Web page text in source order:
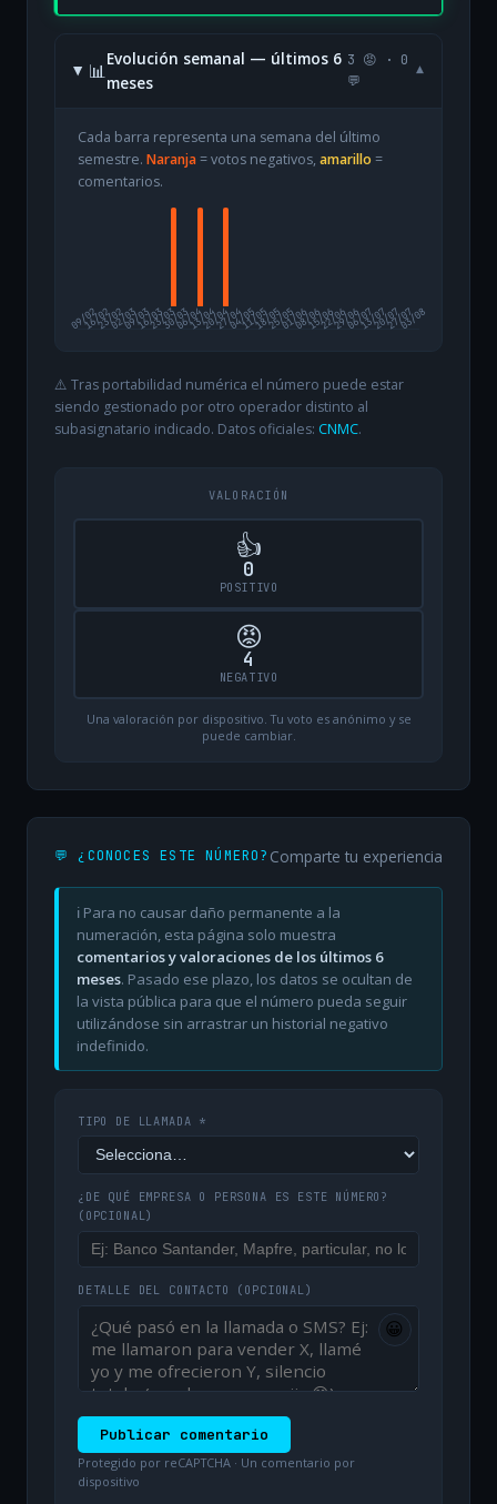
📊
Evolución semanal — últimos 6
meses
3 😡 · 0
💬
▾
Cada barra representa una semana del último
semestre. Naranja= votos negativos, amarillo =
comentarios.
09/02
16/0223/0202/0309/0316/0323/0330/0306/0413/0420/0427/0404/0511/0518/0525/0501/0608/0615/0622/0629/0606/0713/0720/0727/07
03/08
⚠️ Tras portabilidad numérica el número puede estar
siendo gestionado por otro operador distinto al
subasignatario indicado. Datos oficiales: CNMC.
VALORACIÓN
👍
0
POSITIVO
😡
4
NEGATIVO
Una valoración por dispositivo. Tu voto es anónimo y se
puede cambiar.
💬 ¿CONOCES ESTE NÚMERO? Comparte tu experiencia
ℹ️ Para no causar daño permanente a la
numeración, esta página solo muestra
comentarios y valoraciones de los últimos 6
meses. Pasado ese plazo, los datos se ocultan de
la vista pública para que el número pueda seguir
utilizándose sin arrastrar un historial negativo
indefinido.
TIPO DE LLAMADA *
¿DE QUÉ EMPRESA O PERSONA ES ESTE NÚMERO?
(OPCIONAL)
DETALLE DEL CONTACTO (OPCIONAL)
😀
Publicar comentario
Protegido por reCAPTCHA · Un comentario por
dispositivo